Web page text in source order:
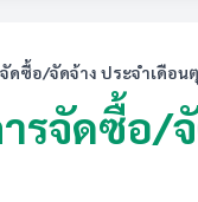
ดซื้อ/จัดจ้าง ประจำเดือน
รจัดซื้อ/